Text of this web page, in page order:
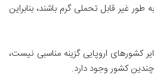
غیر قابل تحملی گرم باشند، بنابراین
کشورهای اروپایی گزینه مناسبی نیست،
کشور وجود دارد.